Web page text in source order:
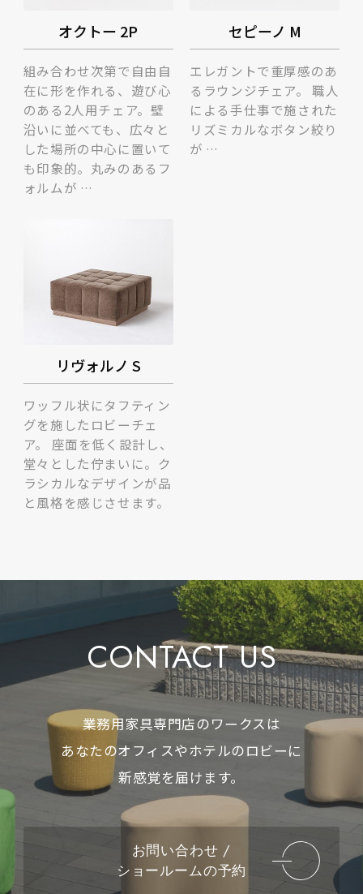
オクトー 2P
組み合わせ次第で自由自
在に形を作れる、遊び心
のある2人用チェア。壁
沿いに並べても、広々と
した場所の中心に置いて
も印象的。丸みのあるフ
ォルムが …
セピーノ M
エレガントで重厚感のあ
るラウンジチェア。 職人
による手仕事で施された
リズミカルなボタン絞り
が …
リヴォルノ S
ワッフル状にタフティン
グを施したロビーチェ
ア。 座面を低く設計し、
堂々とした佇まいに。ク
ラシカルなデザインが品
と風格を感じさせます。
CONTACT US
業務用家具専門店のワークスは
あなたのオフィスやホテルのロビーに
新感覚を届けます。
お問い合わせ /
ショールームの予約